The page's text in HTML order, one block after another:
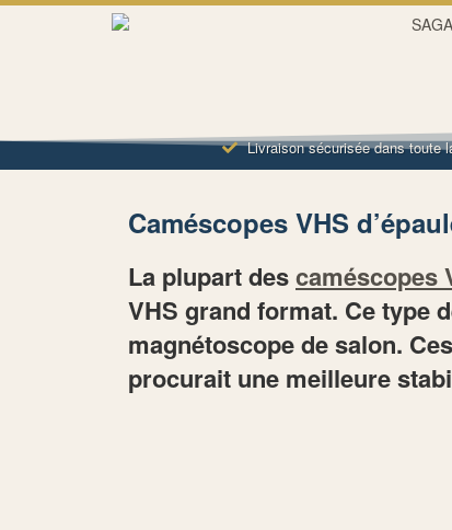
Livraison sécurisée dans toute
Caméscopes VHS
La plupart descaméscopes
VHS grand format. Ce type
magnétoscope de salon.
procurait une meilleure